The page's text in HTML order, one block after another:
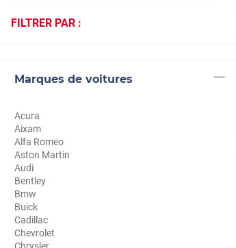
Honda
Kia
Mercedes-Benz
Mini
Nissan
Opel
Peugeot
FILTRER PAR :
Marques de voitures
Acura
Aixam
Alfa Romeo
Aston Martin
Audi
Bentley
Bmw
Buick
Cadillac
Chevrolet